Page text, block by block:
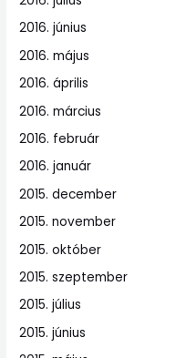
2016. június
2016. május
2016. április
2016. március
2016. február
2016. január
2015. december
2015. november
2015. október
2015. szeptember
2015. július
2015. június